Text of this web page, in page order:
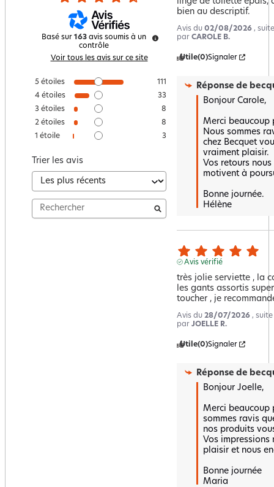
Basé sur 163 avis soumis à un
contrôle
Voir tous les avis sur ce site
5 étoiles
111
4 étoiles
33
3 étoiles
8
2 étoiles
8
1 étoile 3
Trier les avis
bien au descriptif.
Avis du 02/08/2026 ,
par CAROLE B.
Utile(0)Signaler
Réponse de
Bonjour Carole,
Merci
Nous sommes
chez Becquet
vraiment plaisir.
Vos retours
motivent à
Bonne journée.
Hélène
Avis vérifié
très jolie serviette , la
les gants assortis
toucher , je
Avis du 28/07/2026 ,
par JOELLE R.
Utile(0)Signaler
Réponse de
Bonjour Joelle,
Merci beaucoup
sommes ravis
nos produits
Vos impressions
plaisir et nous
Bonne journée
Maria